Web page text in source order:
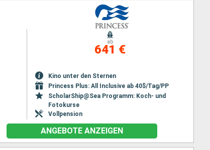
ab
641 €
Kino unter den Sternen
Princess Plus: All Inclusive ab 40$/Tag/PP
ScholarShip@Sea Programm: Koch- und
Fotokurse
Vollpension
ANGEBOTE ANZEIGEN